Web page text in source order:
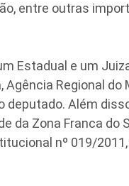
entre outras
Estadual e um
Regional do
deputado. Além
da Zona Franca do
nº 019/